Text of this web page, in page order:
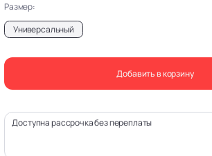
Размер:
Универсальный
Добавить в корзину
Доступна рассрочка без переплаты